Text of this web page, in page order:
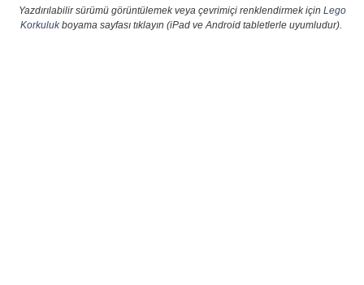
Yazdırılabilir sürümü görüntülemek veya çevrimiçi renklendirmek için Lego
Korkulukboyama sayfası tıklayın (iPad ve Android tabletlerle uyumludur).